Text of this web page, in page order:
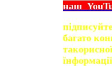
наш
багато
та
їнформації